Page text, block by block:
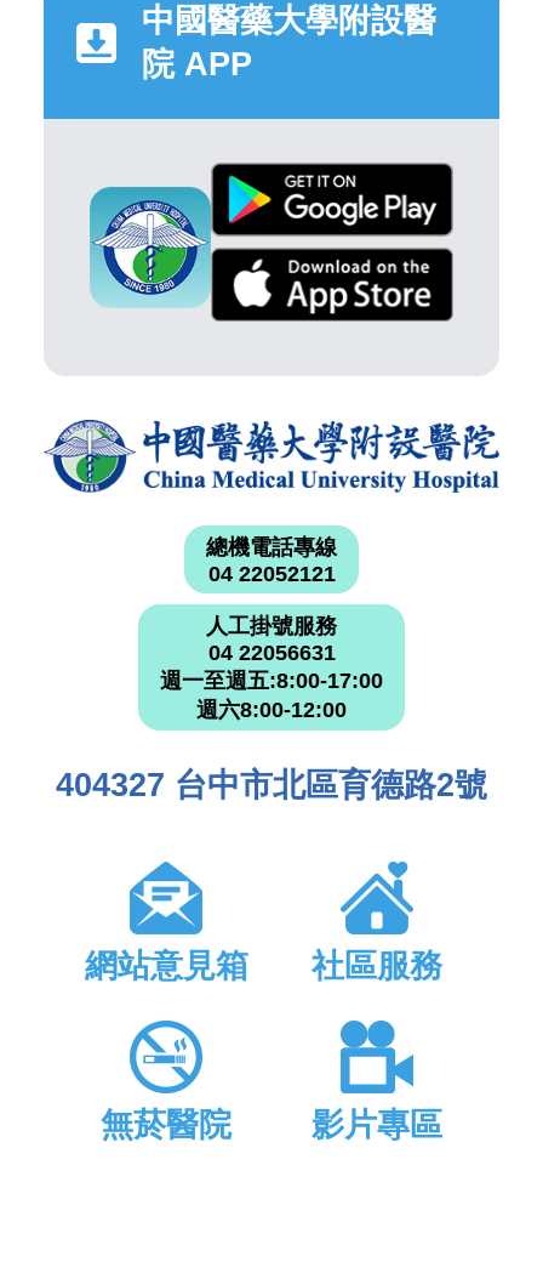
中國醫藥大學附設醫
院 APP
總機電話專線
04 22052121
人工掛號服務
04 22056631
週一至週五:8:00-17:00
週六8:00-12:00
404327 台中市北區育德路2號
網站意見箱 社區服務
無菸醫院 影片專區